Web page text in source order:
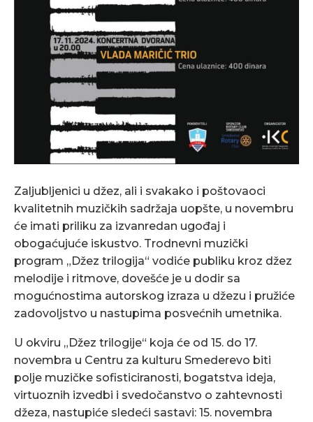
Zaljubljenici u džez, ali i svakako i poštovaoci
kvalitetnih muzičkih sadržaja uopšte, u novembru
će imati priliku za izvanredan ugođaj i
obogaćujuće iskustvo. Trodnevni muzički
program „Džez trilogija“ vodiće publiku kroz džez
melodije i ritmove, dovešće je u dodir sa
mogućnostima autorskog izraza u džezu i pružiće
zadovoljstvo u nastupima posvećnih umetnika.
U okviru „Džez trilogije“ koja će od 15. do 17.
novembra u Centru za kulturu Smederevo biti
polje muzičke sofisticiranosti, bogatstva ideja,
virtuoznih izvedbi i svedočanstvo o zahtevnosti
džeza, nastupiće sledeći sastavi: 15. novembra